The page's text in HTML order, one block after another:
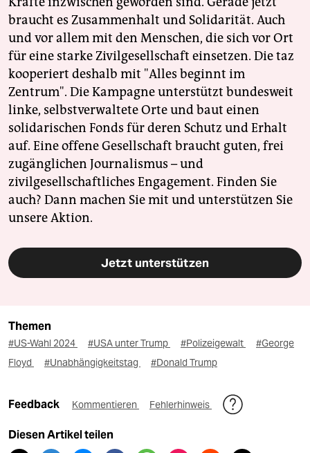
braucht es Zusammenhalt und Solidarität. Auch
und vor allem mit den Menschen, die sich vor Ort
für eine starke Zivilgesellschaft einsetzen. Die taz
kooperiert deshalb mit "Alles beginnt im
Zentrum". Die Kampagne unterstützt bundesweit
linke, selbstverwaltete Orte und baut einen
solidarischen Fonds für deren Schutz und Erhalt
auf. Eine offene Gesellschaft braucht guten, frei
zugänglichen Journalismus – und
zivilgesellschaftliches Engagement. Finden Sie
auch? Dann machen Sie mit und unterstützen Sie
unsere Aktion.
Jetzt unterstützen
Themen
#US-Wahl 2024 #USA unter Trump #Polizeigewalt
#George
Floyd
#Unabhängigkeitstag #Donald Trump
Feedback Kommentieren Fehlerhinweis
Diesen Artikel teilen